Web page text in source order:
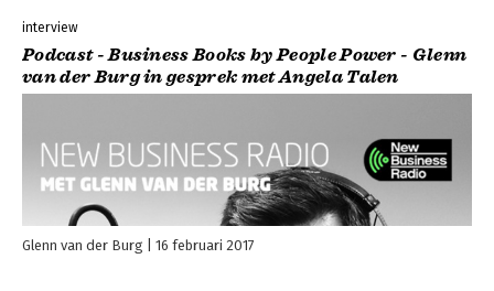
interview
Podcast - Business Books by People Power - Glenn
van der Burg in gesprek met Angela Talen
Glenn van der Burg 16 februari 2017